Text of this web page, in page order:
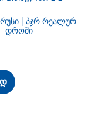
| პჯრ რეალურ
დროში